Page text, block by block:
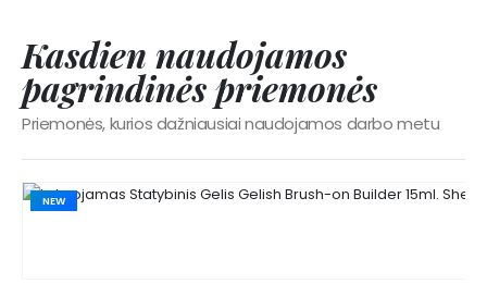
Kasdien naudojamos
pagrindinės priemonės
Priemonės, kurios dažniausiai naudojamos darbo metu
NEW